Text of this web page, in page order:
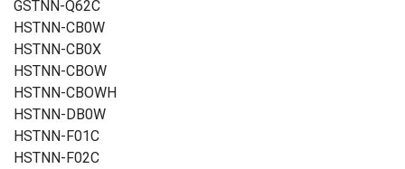
GSTNN-Q62C
HSTNN-CB0W
HSTNN-CB0X
HSTNN-CBOW
HSTNN-CBOWH
HSTNN-DB0W
HSTNN-F01C
HSTNN-F02C